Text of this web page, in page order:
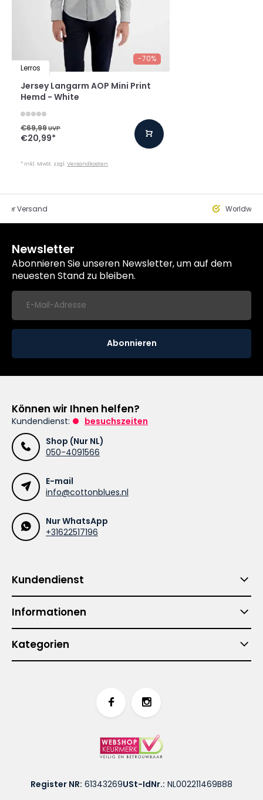
-70%
Lerros
Jersey Langarm AOP Mini Print
Hemd - White
€69,99UVP
€20,99*
* Inkl. MwSt. zzgl.Versandkosten
Versand
Newsletter
Abonnieren Sie unseren Newsletter, um auf dem
neuesten Stand zu bleiben.
Abonnieren
Können wir Ihnen helfen?
Kundendienst:
besuchszeiten
Shop (Nur NL)
050-4091566
E-mail
info@cottonblues.nl
Nur WhatsApp
+31622517196
Kundendienst
Informationen
Kategorien
Register NR: 61343269USt-IdNr.: NL002211469B88